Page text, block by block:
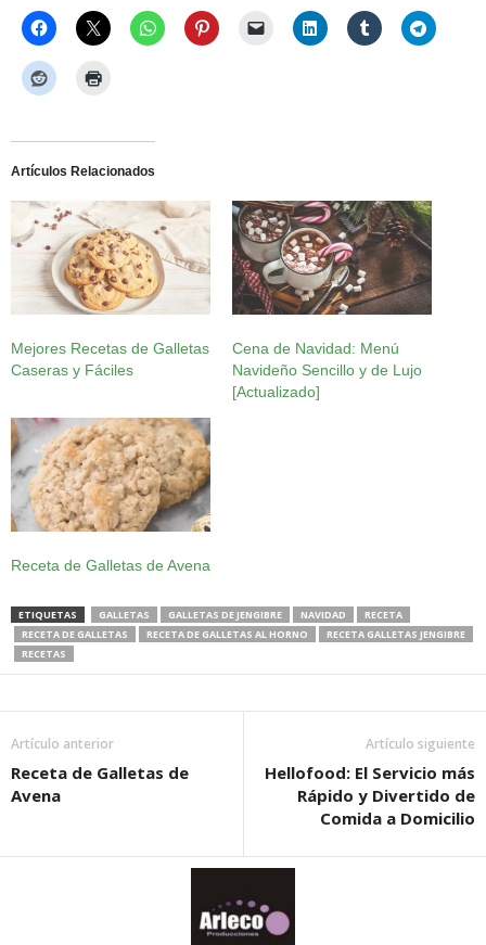
Artículos Relacionados
Mejores Recetas de Galletas
Caseras y Fáciles
Cena de Navidad: Menú
Navideño Sencillo y de Lujo
[Actualizado]
Receta de Galletas de Avena
ETIQUETAS GALLETAS GALLETAS DE JENGIBRE NAVIDAD
RECETA
RECETA DE GALLETAS
RECETA DE GALLETAS AL HORNO
RECETA GALLETAS JENGIBRE
RECETAS
Artículo anterior
Receta de Galletas de
Avena
Artículo siguiente
Hellofood: El Servicio más
Rápido y Divertido de
Comida a Domicilio